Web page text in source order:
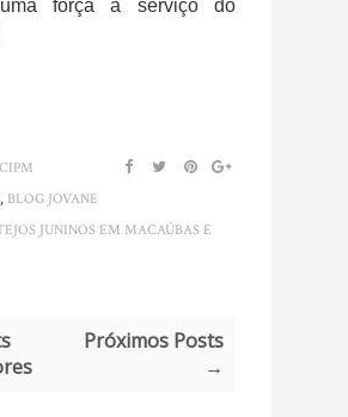
força a serviço do
, BLOG JOVANE
JUNINOS EM MACAÚBAS E
Próximos Posts
→